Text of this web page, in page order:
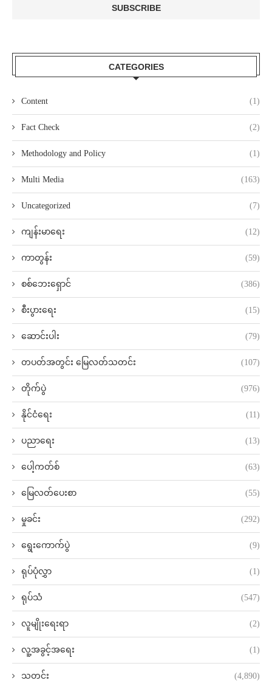
CATEGORIES
Content (1)
Fact Check (2)
Methodology and Policy (1)
Multi Media (163)
Uncategorized (7)
ကျန်းမာရေး (12)
ကာတွန်း (59)
စစ်ဘေးရှောင် (386)
စီးပွားရေး (15)
ဆောင်းပါး (79)
တပတ်အတွင်း မြေလတ်သတင်း (107)
တိုက်ပွဲ (976)
နိုင်ငံရေး (11)
ပညာရေး (13)
ပေါ့ကတ်စ် (63)
မြေလတ်ပေးစာ (55)
မှုခင်း (292)
ရွေးကောက်ပွဲ (9)
ရုပ်ပုံလွှာ (1)
ရုပ်သံ (547)
လူမျိုးရေးရာ (2)
လူ့အခွင့်အရေး (1)
သတင်း (4,890)